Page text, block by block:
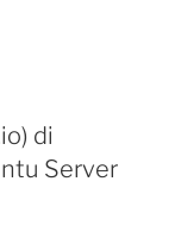
di
Server